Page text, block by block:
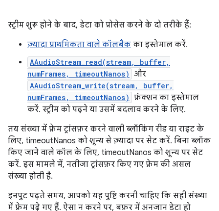
स्ट्रीम शुरू होने के बाद, डेटा को प्रोसेस करने के दो तरीके हैं:
ज़्यादा प्राथमिकता वाले कॉलबैक का इस्तेमाल करें.
AAudioStream_read(stream, buffer,
numFrames, timeoutNanos) और
AAudioStream_write(stream, buffer,
numFrames, timeoutNanos) फ़ंक्शन का इस्तेमाल
करें. स्ट्रीम को पढ़ने या उसमें बदलाव करने के लिए.
तय संख्या में फ़्रेम ट्रांसफ़र करने वाली ब्लॉकिंग रीड या राइट के
लिए, timeoutNanos को शून्य से ज़्यादा पर सेट करें. बिना ब्लॉक
किए जाने वाले कॉल के लिए, timeoutNanos को शून्य पर सेट
करें. इस मामले में, नतीजा ट्रांसफ़र किए गए फ़्रेम की असल
संख्या होती है.
इनपुट पढ़ते समय, आपको यह पुष्टि करनी चाहिए कि सही संख्या
में फ़्रेम पढ़े गए हैं. ऐसा न करने पर, बफ़र में अनजान डेटा हो